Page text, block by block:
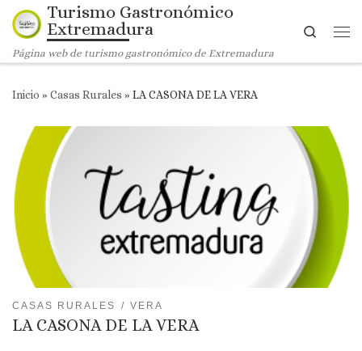
Saltar al contenido
Turismo Gastronómico
Extremadura
Página web de turismo gastronómico de Extremadura
Search
Inicio » Casas Rurales » LA CASONA DE LA VERA
CASAS RURALES VERA
LA CASONA DE LA VERA